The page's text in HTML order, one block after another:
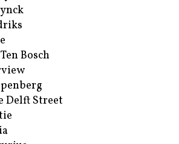
Bosch
Delft Street